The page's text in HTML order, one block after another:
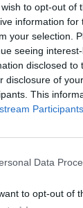
to opt-out of
information
your selection.
seeing
disclosed
disclosure of
This
Participants
Data
to opt-out of
alcuni
i dati
rispetto alle
Infine,
di tempo,
al minimo la
resta